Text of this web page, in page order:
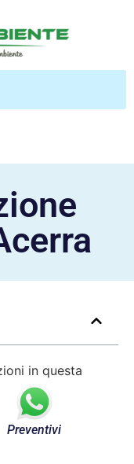
in questa
Preventivi